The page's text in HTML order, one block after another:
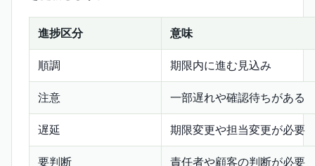
進捗区分 意味
順調 期限内に進む見込み
注意 一部遅れや確認待ちがある
遅延 期限変更や担当変更が必要
要判断 責任者や顧客の判断が必要